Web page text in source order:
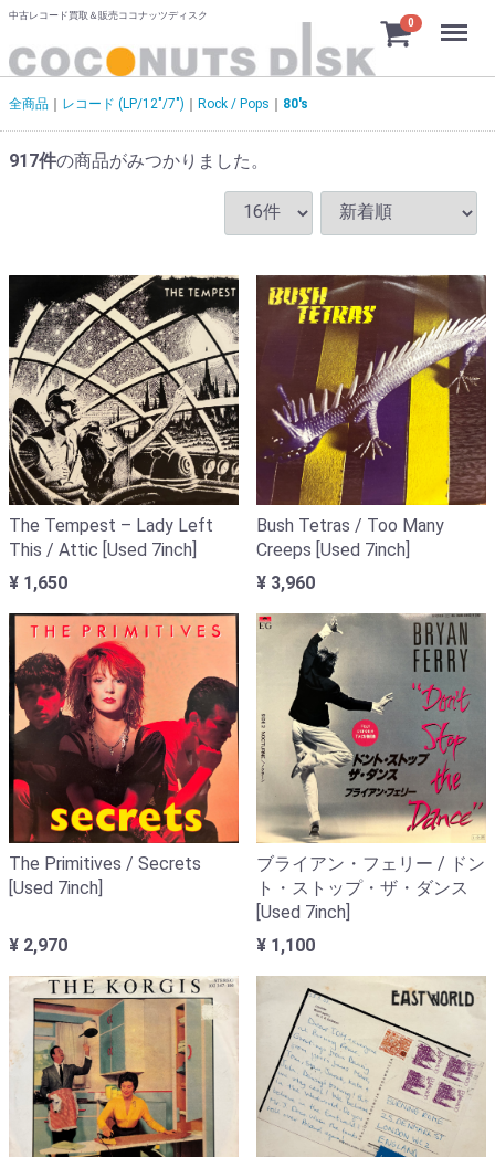
中古レコード買取＆販売ココナッツディスク
0 Menu
全商品 レコード (LP/12"/7") Rock / Pops 80's
917件の商品がみつかりました。
The Tempest – Lady Left
This / Attic [Used 7inch]
¥ 1,650
Bush Tetras / Too Many
Creeps [Used 7inch]
¥ 3,960
The Primitives / Secrets
[Used 7inch]
¥ 2,970
ブライアン・フェリー / ドン
ト・ストップ・ザ・ダンス
[Used 7inch]
¥ 1,100